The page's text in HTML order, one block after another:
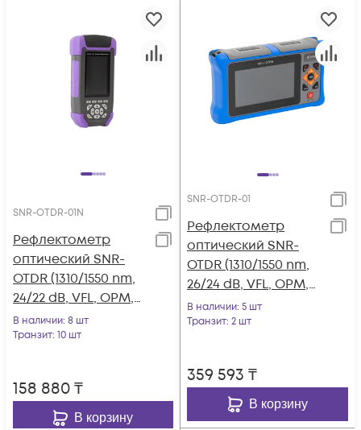
SNR-OTDR-01N
Рефлектометр
оптический SNR-
OTDR (1310/1550 nm,
24/22 dB, VFL, OPM,
OLS)
В наличии: 8 шт
Транзит: 10 шт
158 880₸
В корзину
SNR-OTDR-01
Рефлектометр
оптический SNR-
OTDR (1310/1550 nm,
26/24 dB, VFL, OPM,
OLS)
В наличии: 5 шт
Транзит: 2 шт
359 593 ₸
В корзину